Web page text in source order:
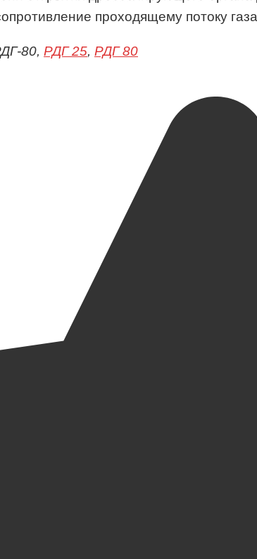
проходящему потоку
80, РДГ 25, РДГ 80